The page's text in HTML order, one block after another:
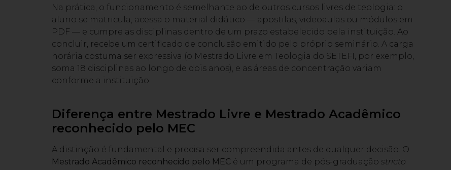
Na prática, o funcionamento é semelhante ao de outros cursos livres de teologia: o
aluno se matricula, acessa o material didático — apostilas, videoaulas ou módulos em
PDF — e cumpre as disciplinas dentro de um prazo estabelecido pela instituição. Ao
concluir, recebe um certificado de conclusão emitido pelo próprio seminário. A carga
horária costuma ser expressiva (o Mestrado Livre em Teologia do SETEFI, por exemplo,
soma 18 disciplinas ao longo de dois anos), e as áreas de concentração variam
conforme a instituição.
Diferença entre Mestrado Livre e Mestrado Acadêmico
reconhecido pelo MEC
A distinção é fundamental e precisa ser compreendida antes de qualquer decisão. O
Mestrado Acadêmico reconhecido pelo MEC é um programa de pós-graduação stricto